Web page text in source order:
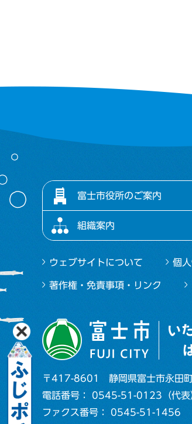
富士市役所のご案内
組織案内
ウェブサイトについて 個
著作権・免責事項・リンク
〒417-8601 静岡県富士市永田
電話番号： 0545-51-0123（代
ファクス番号： 0545-51-1456